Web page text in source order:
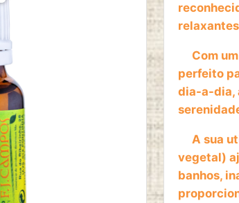
Com um
perfeito
dia-a-dia,
A sua
vegetal)
banhos,